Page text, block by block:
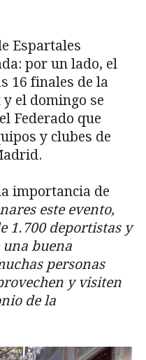
Espartales
por un lado, el
16 finales de la
el domingo se
Federado que
y clubes de
importancia de
este evento,
1.700 deportistas y
una buena
personas
y visiten
de la